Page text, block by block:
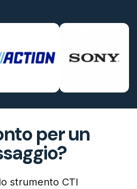
per un
strumento CTI